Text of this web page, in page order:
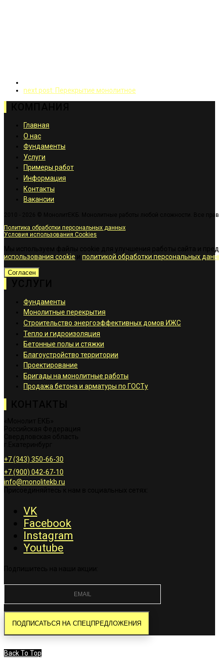
next post: Перекрытие монолитное
Главная
О нас
Фундаменты
Услуги
Примеры работ
Информация
Контакты
Вакансии
2010 - 2026 © МонолитЕКБ. Монолитные работы любой сложности. Все
Политика обработки персональных данных
Условия использования Cookies
Мы используем файлы cookie для улучшения работы сайта и
использования cookie
политикой обработки персональных
Согласен
Фундаменты
Монолитные перекрытия
Строительство энергоэффективных домов ИЖС
Тепло и гидроизоляция
Бетонные полы и стяжки
Благоустройство территории
Проектирование
Бригады на монолитные работы
Продажа бетона и арматуры по ГОСТу
+7 (343) 350-66-30
+7 (900) 042-67-10
info@monolitekb.ru
VK
Facebook
Instagram
Youtube
Back To Top